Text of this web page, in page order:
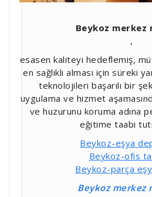
Beykoz merkez
,
esasen kaliteyi hedeflemiş,
en sağlıklı alması için süreki
teknolojileri başarılı bir
uygulama ve hizmet
ve huzurunu koruma adına
eğitime taabi
Beykoz-eşya
Beykoz-ofis
Beykoz-parça
Beykoz merkez